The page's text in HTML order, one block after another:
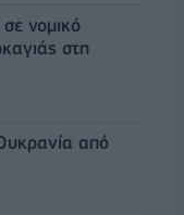
νομικό
στη
από